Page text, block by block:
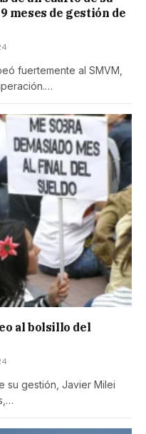
meses de gestión de
fuertemente al SMVM,
al bolsillo del
su gestión, Javier Milei